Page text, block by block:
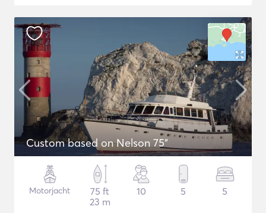
Custom based on Nelson 75"
Motorjacht
75 ft
23 m
10 5 5